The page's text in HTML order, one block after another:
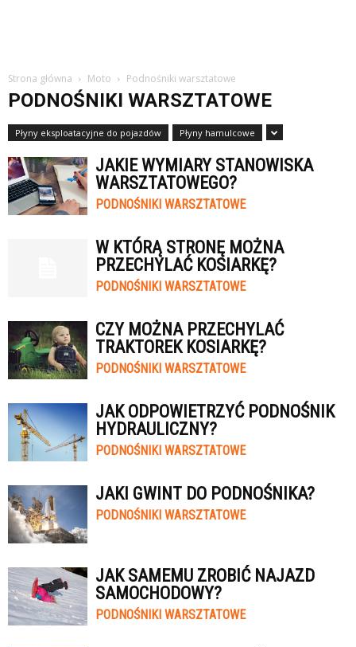
Strona główna Moto Podnośniki warsztatowe
PODNOŚNIKI WARSZTATOWE
Płyny eksploatacyjne do pojazdów Płyny hamulcowe
JAKIE WYMIARY STANOWISKA
WARSZTATOWEGO?
PODNOŚNIKI WARSZTATOWE
W KTÓRĄ STRONĘ MOŻNA
PRZECHYLAĆ KOSIARKĘ?
PODNOŚNIKI WARSZTATOWE
CZY MOŻNA PRZECHYLAĆ
TRAKTOREK KOSIARKĘ?
PODNOŚNIKI WARSZTATOWE
JAK ODPOWIETRZYĆ PODNOŚNIK
HYDRAULICZNY?
PODNOŚNIKI WARSZTATOWE
JAKI GWINT DO PODNOŚNIKA?
PODNOŚNIKI WARSZTATOWE
JAK SAMEMU ZROBIĆ NAJAZD
SAMOCHODOWY?
PODNOŚNIKI WARSZTATOWE